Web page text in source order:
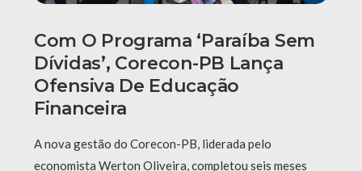
Com O Programa ‘Paraíba Sem
Dívidas’, Corecon-PB Lança
Ofensiva De Educação
Financeira
A nova gestão do Corecon-PB, liderada pelo
economista Werton Oliveira, completou seis meses